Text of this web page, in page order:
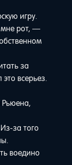
игру.
рот, —
за
всерьез.
Рьюена,
за того
воедино